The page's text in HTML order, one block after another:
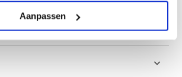
Aanpassen